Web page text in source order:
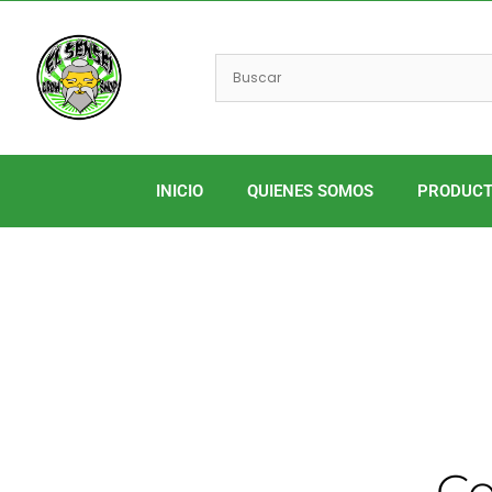
contenido
INICIO QUIENES SOMOS